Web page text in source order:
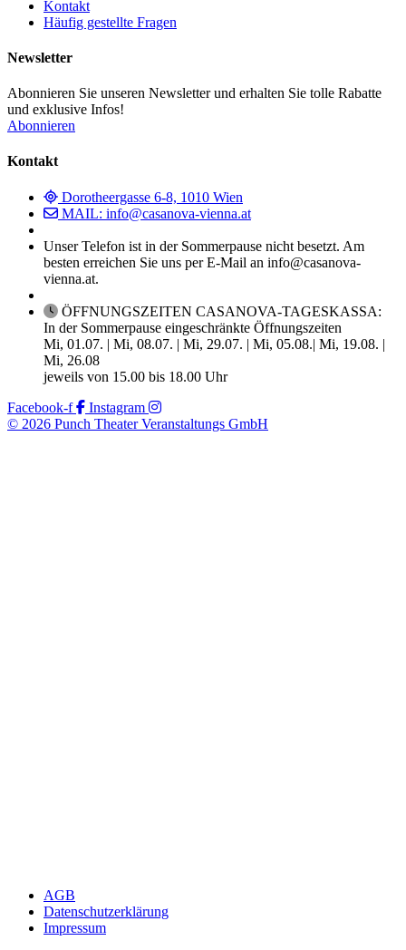
Kontakt
Häufig gestellte Fragen
Newsletter
Abonnieren Sie unseren Newsletter und erhalten Sie tolle Rabatte
und exklusive Infos!
Abonnieren
Kontakt
Dorotheergasse 6-8, 1010 Wien
MAIL: info@casanova-vienna.at
Unser Telefon ist in der Sommerpause nicht besetzt. Am
besten erreichen Sie uns per E-Mail an info@casanova-
vienna.at.
ÖFFNUNGSZEITEN CASANOVA-TAGESKASSA:
In der Sommerpause eingeschränkte Öffnungszeiten
Mi, 01.07. | Mi, 08.07. | Mi, 29.07. | Mi, 05.08.| Mi, 19.08. |
Mi, 26.08
jeweils von 15.00 bis 18.00 Uhr
Facebook-f
Instagram
© 2026 Punch Theater Veranstaltungs GmbH
AGB
Datenschutzerklärung
Impressum